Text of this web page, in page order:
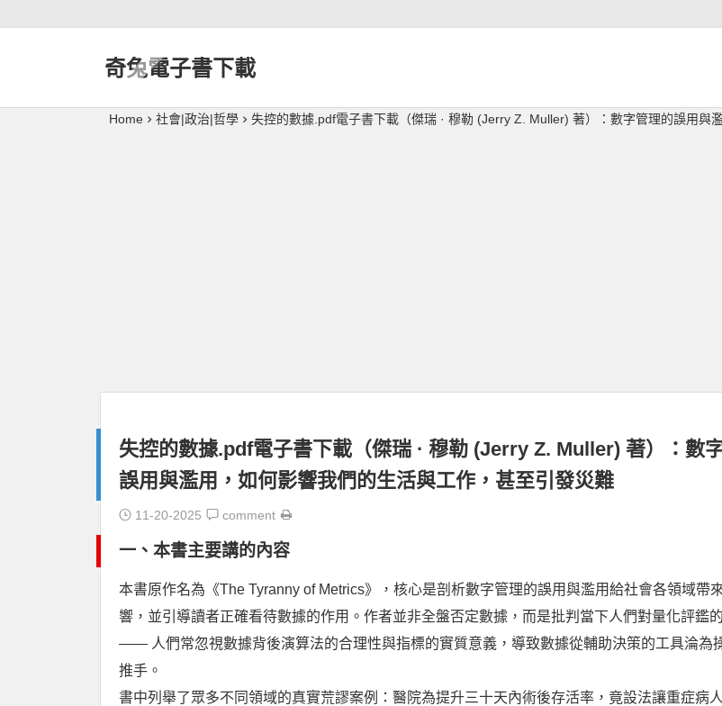
奇兔電子書下載
Home 社會|政治|哲學 失控的數據.pdf電子書下載（傑瑞 · 穆勒 (Jerry Z. Muller) 著）：數字管理的誤用與
失控的數據.pdf電子書下載（傑瑞 · 穆勒 (Jerry Z. Muller) 著）：數
誤用與濫用，如何影響我們的生活與工作，甚至引發災難
11-20-2025 comment
一、本書主要講的內容
本書原作名為《The Tyranny of Metrics》，核心是剖析數字管理的誤用與濫用給社會各領域帶
響，並引導讀者正確看待數據的作用。作者並非全盤否定數據，而是批判當下人們對量化評鑑
—— 人們常忽視數據背後演算法的合理性與指標的實質意義，導致數據從輔助決策的工具淪為
推手。
書中列舉了眾多不同領域的真實荒謬案例：醫院為提升三十天內術後存活率，竟設法讓重症病